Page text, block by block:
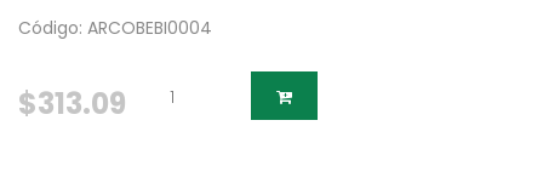
Código: ARCOBEBI0004
$313.09